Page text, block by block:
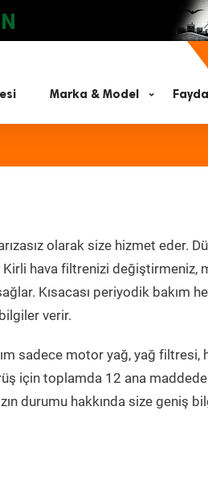
Marka & Model
olarak size hizmet eder.
Kirli hava filtrenizi değiştirmeniz,
Kısacası periyodik bakım
verir.
sadece motor yağ, yağ filtresi,
için toplamda 12 ana
durumu hakkında size geniş